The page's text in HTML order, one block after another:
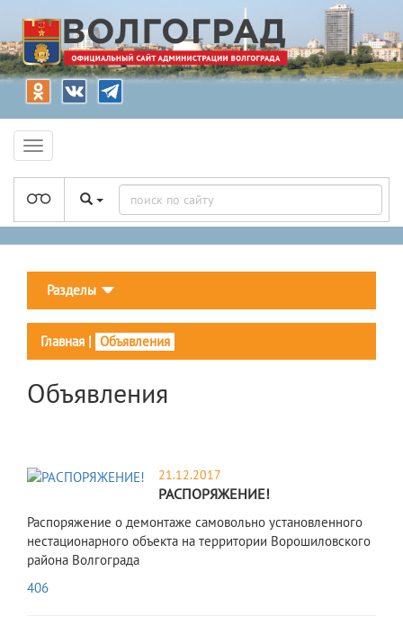
Разделы
Главная | Объявления
Объявления
21.12.2017
РАСПОРЯЖЕНИЕ!
Распоряжение о демонтаже самовольно установленного
нестационарного объекта на территории Ворошиловского
района Волгограда
406